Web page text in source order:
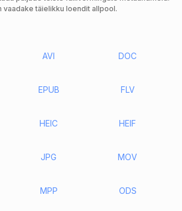
vaadake täielikku loendit allpool.
AVI DOC
EPUB FLV
HEIC HEIF
JPG MOV
MPP ODS